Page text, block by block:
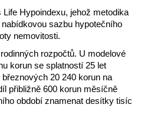
Hypoindexu, jehož metodika
sazbu hypotečního
nemovitosti.
rozpočtů. U modelové
korun se splatností 25 let
20 240 korun na
přibližně 600 korun měsíčně
období znamenat desítky tisíc